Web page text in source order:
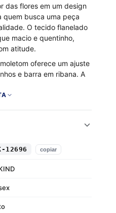
das flores em um design
quem busca uma peça
O tecido flanelado
macio e quentinho,
atitude.
oferece um ajuste
e barra em ribana. A
o um item
12696 copiar